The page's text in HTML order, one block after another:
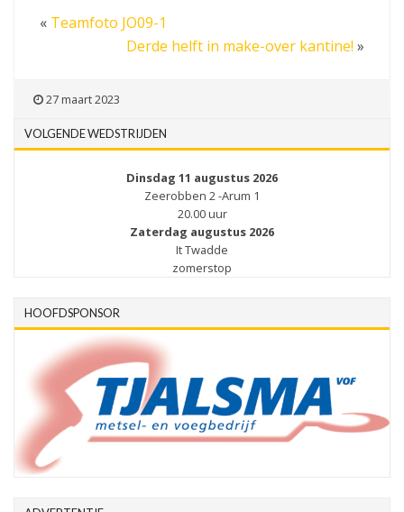
« Teamfoto JO09-1
Derde helft in make-over kantine! »
27 maart 2023
VOLGENDE WEDSTRIJDEN
Dinsdag 11 augustus 2026
Zeerobben 2 -Arum 1
20.00 uur
Zaterdag augustus 2026
It Twadde
zomerstop
HOOFDSPONSOR